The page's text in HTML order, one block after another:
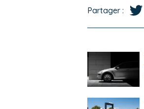
Partager :